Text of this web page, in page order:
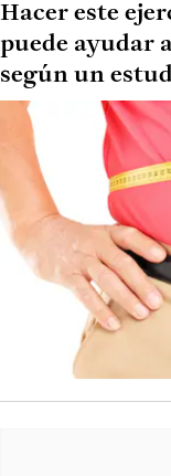
Hacer este
puede ayudar
según un